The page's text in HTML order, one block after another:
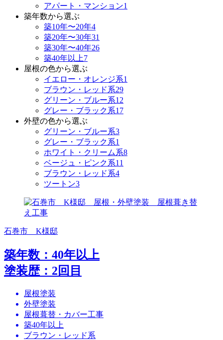
アパート・マンション1
築年数から選ぶ
築10年〜20年4
築20年〜30年31
築30年〜40年26
築40年以上7
屋根の色から選ぶ
イエロー・オレンジ系1
ブラウン・レッド系29
グリーン・ブルー系12
グレー・ブラック系17
外壁の色から選ぶ
グリーン・ブルー系3
グレー・ブラック系1
ホワイト・クリーム系8
ベージュ・ピンク系11
ブラウン・レッド系4
ツートン3
石巻市 K様邸
築年数：40年以上
塗装歴：2回目
屋根塗装
外壁塗装
屋根葺替・カバー工事
築40年以上
ブラウン・レッド系